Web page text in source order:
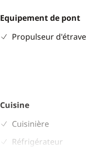
Equipement de pont
Propulseur d'étrave
Cuisine
Cuisinière
Réfrigérateur